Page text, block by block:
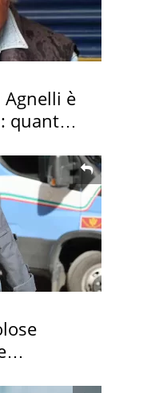
Agnelli è
quanto